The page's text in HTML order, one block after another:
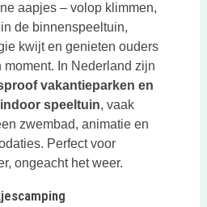
aapjes – volop klimmen,
de binnenspeeltuin,
kwijt en genieten ouders
In Nederland zijn
vakantieparken en
speeltuin, vaak
zwembad, animatie en
Perfect voor
ongeacht het weer.